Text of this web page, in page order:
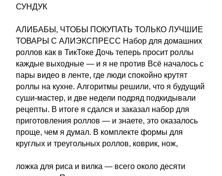
СУНДУК
АЛИБАБЫ, ЧТОБЫ ПОКУПАТЬ ТОЛЬКО ЛУЧШИЕ
ТОВАРЫ С АЛИЭКСПРЕСС Набор для домашних
роллов как в ТикТоке Дочь теперь просит роллы
каждые выходные — и я не против Всё началось с
пары видео в ленте, где люди спокойно крутят
роллы на кухне. Алгоритмы решили, что я будущий
суши-мастер, и две недели подряд подкидывали
рецепты. В итоге я сдался и заказал набор для
приготовления роллов — и знаете, это оказалось
проще, чем я думал. В комплекте формы для
круглых и треугольных роллов, коврик, нож,
ложка для риса и вилка — всего около десяти